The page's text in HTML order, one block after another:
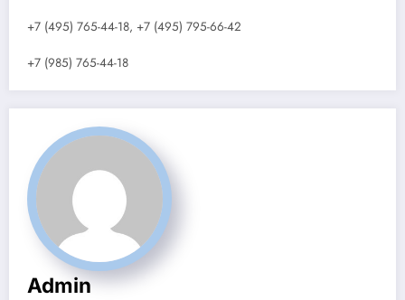
+7 (495) 765-44-18, +7 (495) 795-66-42
+7 (985) 765-44-18
Admin